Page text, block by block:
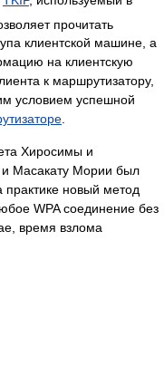
прочитать
клиентской машине, а
на клиентскую
к маршрутизатору,
условием успешной
.
Хиросимы и
и Масакату Мории был
практике новый метод
WPA соединение без
время взлома